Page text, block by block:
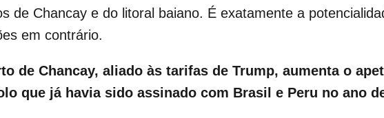
de Chancay e do litoral baiano. É exatamente a
em contrário.
de Chancay, aliado às tarifas de Trump, aumenta o
que já havia sido assinado com Brasil e Peru no ano